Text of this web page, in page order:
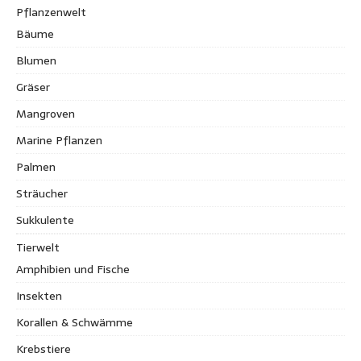
Pflanzenwelt
Bäume
Blumen
Gräser
Mangroven
Marine Pflanzen
Palmen
Sträucher
Sukkulente
Tierwelt
Amphibien und Fische
Insekten
Korallen & Schwämme
Krebstiere